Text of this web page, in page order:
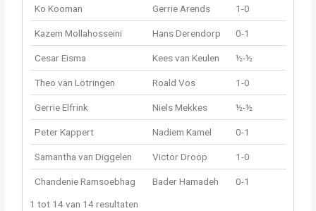
Ko Kooman Gerrie Arends 1-0
Kazem Mollahosseini Hans Derendorp 0-1
Cesar Eisma Kees van Keulen ½-½
Theo van Lotringen Roald Vos 1-0
Gerrie Elfrink Niels Mekkes ½-½
Peter Kappert Nadiem Kamel 0-1
Samantha van Diggelen Victor Droop 1-0
Chandenie Ramsoebhag Bader Hamadeh
0-1
1 tot 14 van 14 resultaten